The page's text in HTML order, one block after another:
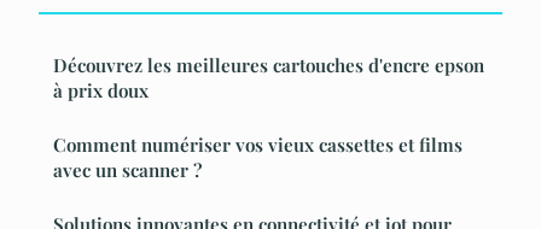
Découvrez les meilleures cartouches d'encre epson
à prix doux
Comment numériser vos vieux cassettes et films
avec un scanner ?